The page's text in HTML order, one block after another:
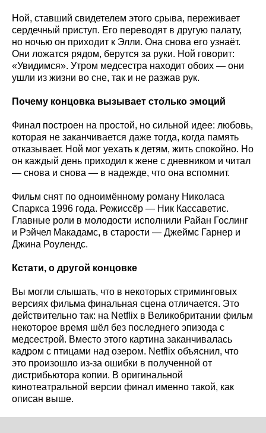
Ной, ставший свидетелем этого срыва, переживает
сердечный приступ. Его переводят в другую палату,
но ночью он приходит к Элли. Она снова его узнаёт.
Они ложатся рядом, берутся за руки. Ной говорит:
«Увидимся». Утром медсестра находит обоих — они
ушли из жизни во сне, так и не разжав рук.
Почему концовка вызывает столько эмоций
Финал построен на простой, но сильной идее: любовь,
которая не заканчивается даже тогда, когда память
отказывает. Ной мог уехать к детям, жить спокойно. Но
он каждый день приходил к жене с дневником и читал
— снова и снова — в надежде, что она вспомнит.
Фильм снят по одноимённому роману Николаса
Спаркса 1996 года. Режиссёр — Ник Кассаветис.
Главные роли в молодости исполнили Райан Гослинг
и Рэйчел Макадамс, в старости — Джеймс Гарнер и
Джина Роулендс.
Кстати, о другой концовке
Вы могли слышать, что в некоторых стриминговых
версиях фильма финальная сцена отличается. Это
действительно так: на Netflix в Великобритании фильм
некоторое время шёл без последнего эпизода с
медсестрой. Вместо этого картина заканчивалась
кадром с птицами над озером. Netflix объяснил, что
это произошло из-за ошибки в полученной от
дистрибьютора копии. В оригинальной
кинотеатральной версии финал именно такой, как
описан выше.